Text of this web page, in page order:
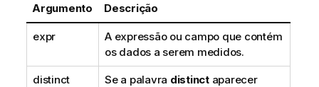
Argumento Descrição
expr
A expressão ou campo que contém
os dados a serem medidos.
distinct Se a palavra distinctaparecer